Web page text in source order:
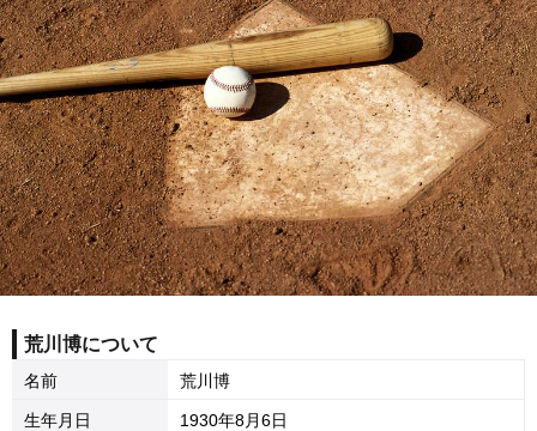
荒川博について
名前 荒川博
生年月日 1930年8月6日